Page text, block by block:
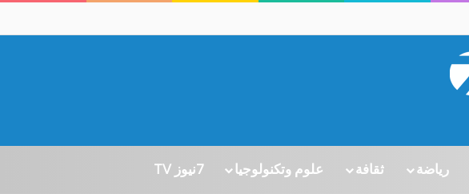
رياضة ثقافة علوم وتكنولوجيا 7نيوز TV